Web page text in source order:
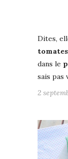
Dites,
tomates
dans le
sais pas
2